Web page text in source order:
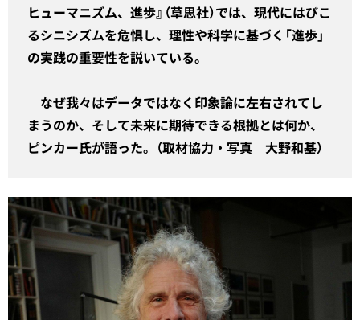
ヒューマニズム、進歩』（草思社）では、現代にはびこ
るシニシズムを危惧し、理性や科学に基づく「進歩」
の実践の重要性を説いている。
なぜ我々はデータではなく印象論に左右されてし
まうのか、そして未来に期待できる根拠とは何か、
ピンカー氏が語った。（取材協力・写真 大野和基）